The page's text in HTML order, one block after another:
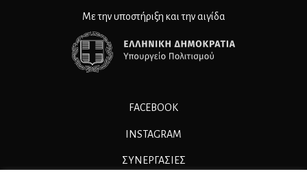
Με την υποστήριξη και την αιγίδα
FACEBOOK
INSTAGRAM
ΣΥΝΕΡΓΑΣΊΕΣ